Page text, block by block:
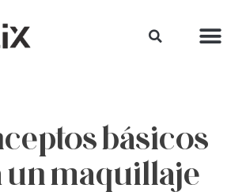
básicos
un maquillaje